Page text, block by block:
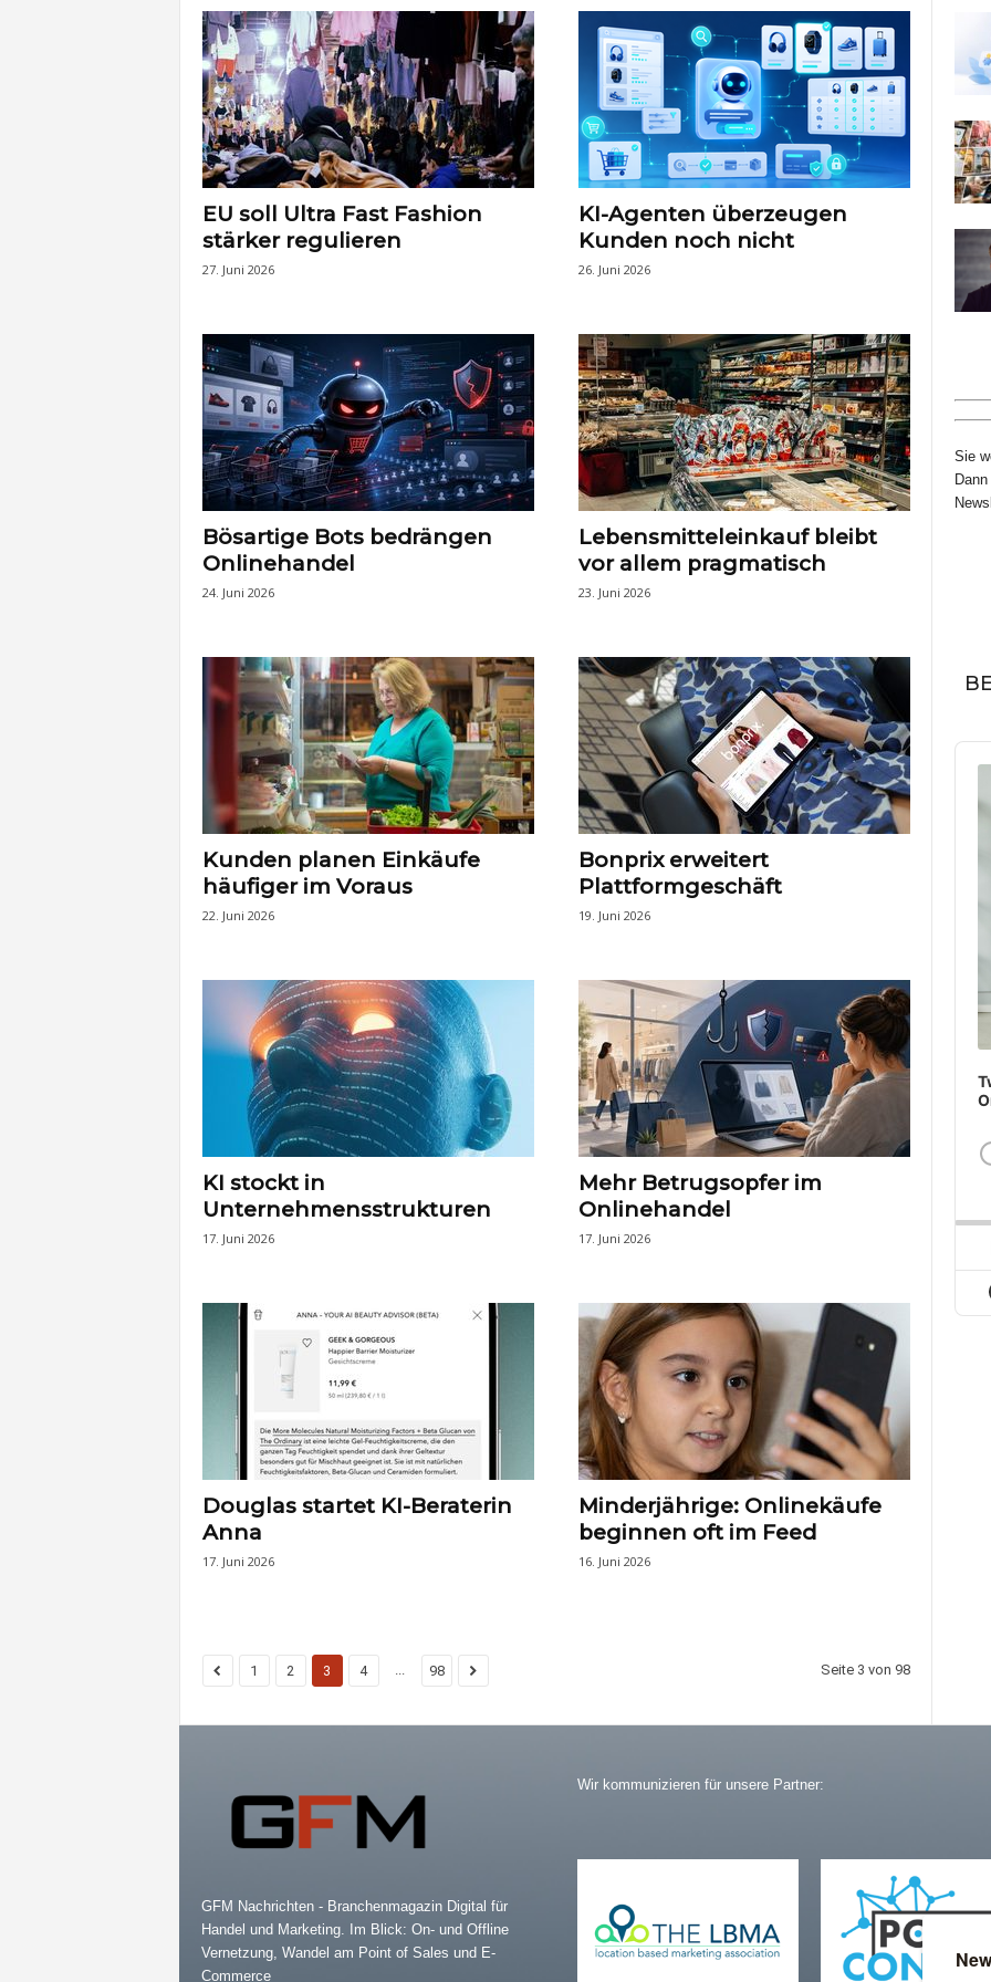
EU soll Ultra Fast Fashion
stärker regulieren
27. Juni 2026
KI-Agenten überzeugen
Kunden noch nicht
26. Juni 2026
Bösartige Bots bedrängen
Onlinehandel
24. Juni 2026
Lebensmitteleinkauf bleibt
vor allem pragmatisch
23. Juni 2026
Kunden planen Einkäufe
häufiger im Voraus
22. Juni 2026
Bonprix erweitert
Plattformgeschäft
19. Juni 2026
KI stockt in
Unternehmensstrukturen
17. Juni 2026
Mehr Betrugsopfer im
Onlinehandel
17. Juni 2026
Douglas startet KI-Beraterin
Anna
17. Juni 2026
Minderjährige: Onlinekäufe
beginnen oft im Feed
16. Juni 2026
1 2 3 4 98 Seite 3 von 98
Sie
Audio
GFM Nachrichten - Branchenmagazin Digital für
Handel und Marketing. Im Blick: On- und Offline
Vernetzung, Wandel am Point of Sales und E-
Commerce
Wir kommunizieren für unsere Partner: